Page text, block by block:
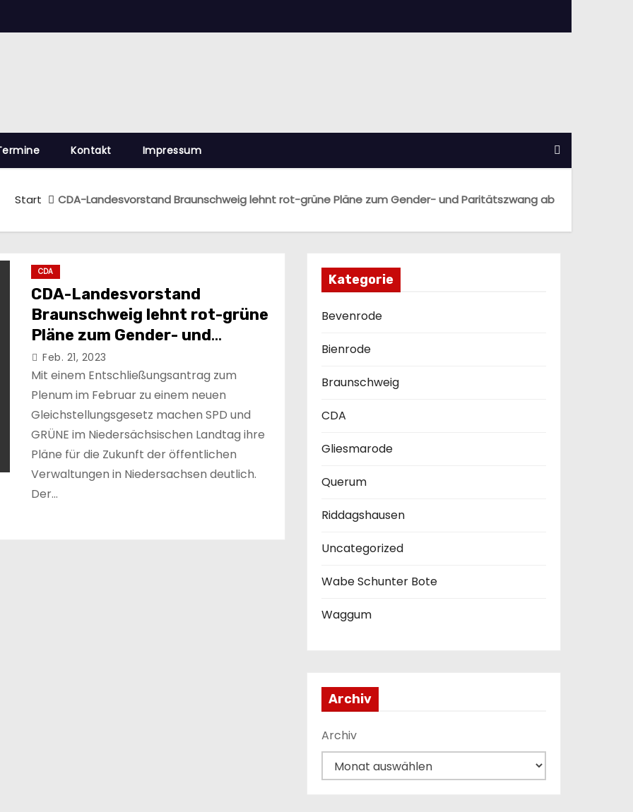
Kontakt Impressum
Start CDA-Landesvorstand Braunschweig lehnt rot-grüne Pläne zum Gender- und Paritätszwang ab
CDA
CDA-Landesvorstand
Braunschweig lehnt rot-grüne
Pläne zum Gender- und
Paritätszwang ab
Feb. 21, 2023
Mit einem Entschließungsantrag zum
Plenum im Februar zu einem neuen
Gleichstellungsgesetz machen SPD und
GRÜNE im Niedersächsischen Landtag ihre
Pläne für die Zukunft der öffentlichen
Verwaltungen in Niedersachsen deutlich.
Der…
Kategorie
Bevenrode
Bienrode
Braunschweig
CDA
Gliesmarode
Querum
Riddagshausen
Uncategorized
Wabe Schunter Bote
Waggum
Archiv
Archiv